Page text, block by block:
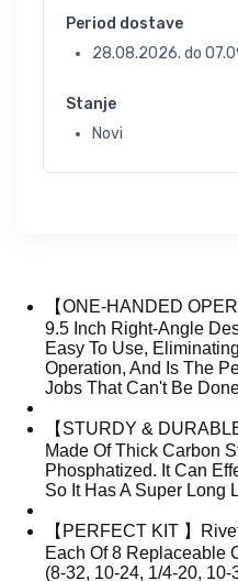
Period dostave
28.08.2026. do
Stanje
Novi